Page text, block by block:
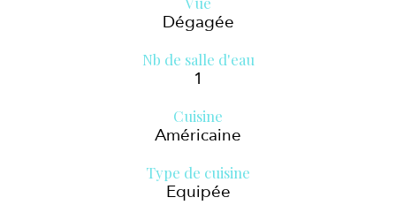
Dégagée
Nb de salle d'eau
1
Cuisine
Américaine
Type de cuisine
Equipée